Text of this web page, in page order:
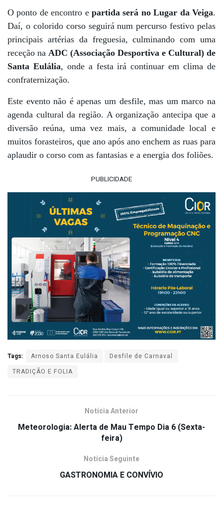
O ponto de encontro e partida será no Lugar da Veiga.
Daí, o colorido corso seguirá num percurso festivo pelas
principais artérias da freguesia, culminando com uma
receção na ADC (Associação Desportiva e Cultural) de
Santa Eulália, onde a festa irá continuar em clima de
confraternização.
Este evento não é apenas um desfile, mas um marco na
agenda cultural da região. A organização antecipa que a
diversão reúna, uma vez mais, a comunidade local e
muitos forasteiros, que ano após ano enchem as ruas para
aplaudir o corso com as fantasias e a energia dos foliões.
PUBLICIDADE
Tags: Arnoso Santa Eulália
Desfile de Carnaval
TRADIÇÃO E FOLIA
Notícia Anterior
Meteorologia: Alerta de Mau Tempo Dia 6 (Sexta-
feira)
Notícia Seguinte
GASTRONOMIA E CONVÍVIO